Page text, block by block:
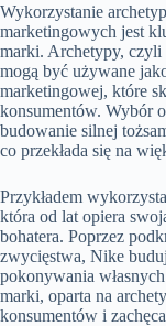
Wykorzystanie
marketingowych jest
marki. Archetypy, czyli
mogą być używane
marketingowej, które
konsumentów. Wybór
budowanie silnej
co przekłada się na
Przykładem
która od lat opiera
bohatera. Poprzez
zwycięstwa, Nike
pokonywania
marki, oparta na
konsumentów i